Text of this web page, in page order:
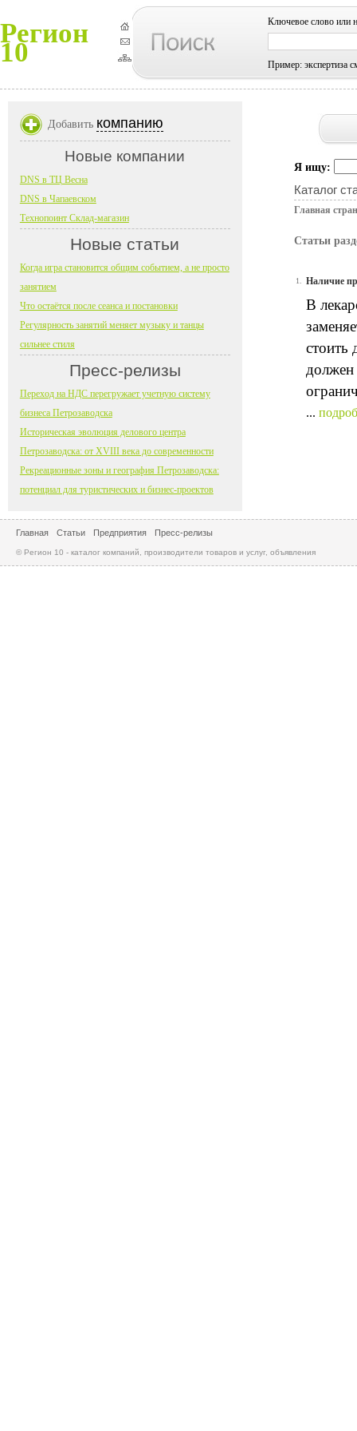
Регион
10
Ключевое слово или
Пример: экспертиза
Я ищу:
Каталог
Главная
Статьи
1. Наличие
В
стоить
должен
...
Добавить компанию
Новые компании
DNS в ТЦ Весна
DNS в Чапаевском
Технопоинт Склад-магазин
Новые статьи
Когда игра становится общим событием, а не просто
занятием
Что остаётся после сеанса и постановки
Регулярность занятий меняет музыку и танцы
сильнее стиля
Пресс-релизы
Переход на НДС перегружает учетную систему
бизнеса Петрозаводска
Историческая эволюция делового центра
Петрозаводска: от XVIII века до современности
Рекреационные зоны и география Петрозаводска:
потенциал для туристических и бизнес-проектов
Главная Статьи Предприятия Пресс-релизы
© Регион 10 - каталог компаний, производители товаров и услуг, объявления